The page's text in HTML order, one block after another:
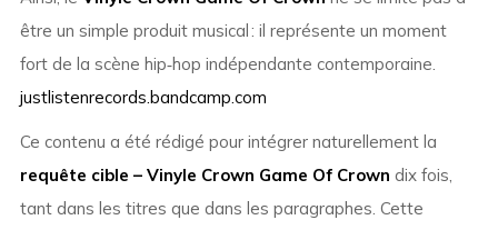
être un simple produit musical : il représente un moment
fort de la scène hip‑hop indépendante contemporaine.
justlistenrecords.bandcamp.com
Ce contenu a été rédigé pour intégrer naturellement la
requête cible – Vinyle Crown Game Of Crown dix fois,
tant dans les titres que dans les paragraphes. Cette